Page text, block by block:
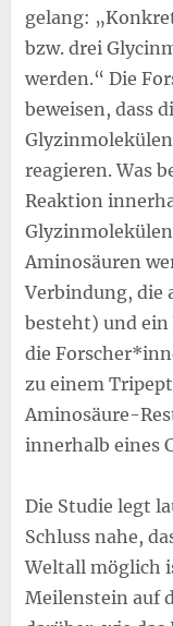
gelang:
bzw. drei
werden.“ Die
beweisen, dass
reagieren. Was
Reaktion
Aminosäuren
Verbindung, die
besteht) und ein
die
zu einem
Aminosäure-
innerhalb eines
Die Studie legt
Schluss nahe,
Weltall möglich
Meilenstein auf